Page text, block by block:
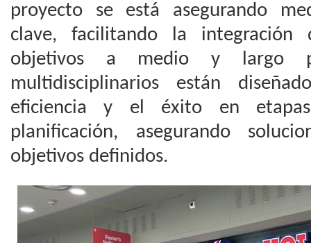
proyecto se está asegurando
clave, facilitando la integración
objetivos a medio y largo
multidisciplinarios están
eficiencia y el éxito en
planificación, asegurando
objetivos definidos.